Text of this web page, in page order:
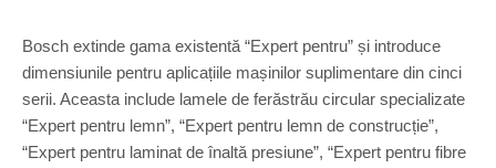
Bosch extinde gama existentă “Expert pentru” și introduce
dimensiunile pentru aplicațiile mașinilor suplimentare din cinci
serii. Aceasta include lamele de ferăstrău circular specializate
“Expert pentru lemn”, “Expert pentru lemn de construcție”,
“Expert pentru laminat de înaltă presiune”, “Expert pentru fibre